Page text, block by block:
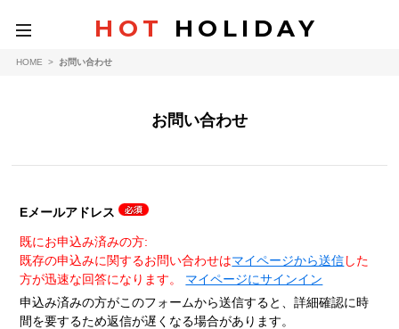
toggle
navigation
HOT HOLIDAY
HOME > お問い合わせ
お問い合わせ
Eメールアドレス
既にお申込み済みの方:
既存の申込みに関するお問い合わせはマイページから送信した
方が迅速な回答になります。 マイページにサインイン
申込み済みの方がこのフォームから送信すると、詳細確認に時
間を要するため返信が遅くなる場合があります。